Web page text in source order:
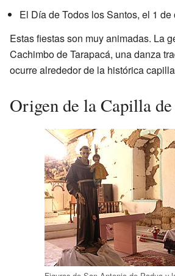
El Día de Todos los Santos, el 1 de
Estas fiestas son muy animadas. La
Cachimbo de Tarapacá, una danza
ocurre alrededor de la histórica
Origen de la Capilla